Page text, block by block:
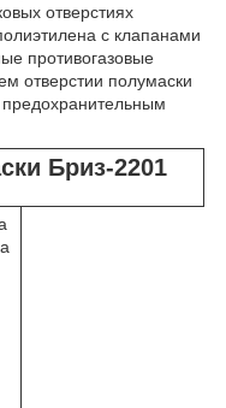
отверстиях
с клапанами
противогазовые
отверстии полумаски
Бриз-2201